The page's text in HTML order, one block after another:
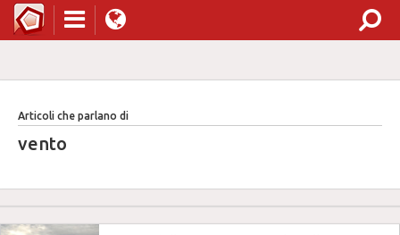
Articoli che parlano di
vento